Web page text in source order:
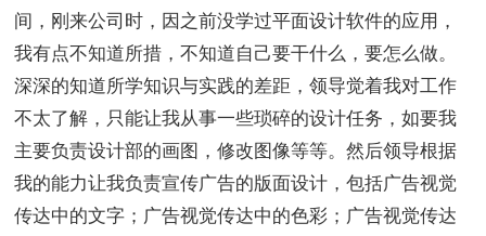
间，刚来公司时，因之前没学过平面设计软件的应用，
我有点不知道所措，不知道自己要干什么，要怎么做。
深深的知道所学知识与实践的差距，领导觉着我对工作
不太了解，只能让我从事一些琐碎的设计任务，如要我
主要负责设计部的画图，修改图像等等。然后领导根据
我的能力让我负责宣传广告的版面设计，包括广告视觉
传达中的文字；广告视觉传达中的色彩；广告视觉传达